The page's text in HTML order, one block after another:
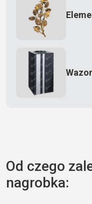
Od czego
nagrobka: